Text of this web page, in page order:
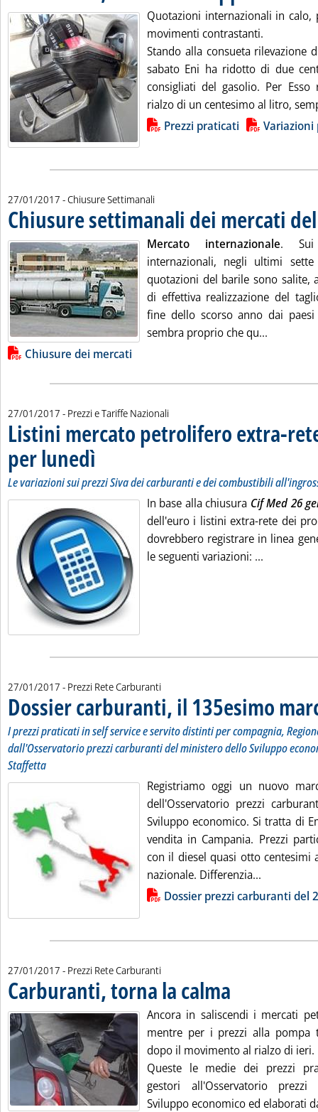
Quotazioni internazionali in calo,
movimenti contrastanti.
Stando alla consueta rilevazione
sabato Eni ha ridotto di due
consigliati del gasolio. Per Esso
rialzo di un centesimo al litro,
Lista allegati PDF alla notiziaPrezzi praticati Variazioni
27/01/2017 - Chiusure Settimanali
Chiusure settimanali dei mercati
Mercato internazionale. Sui
internazionali, negli ultimi
quotazioni del barile sono salite,
di effettiva realizzazione del
fine dello scorso anno dai
sembra proprio che qu...
Lista allegati PDF alla notizia
Chiusure dei mercati
27/01/2017 - Prezzi e Tariffe Nazionali
Listini mercato petrolifero extra-
per lunedì . Sottotitolo: Le variazioni sui prezzi Siva dei carburanti e dei
. Pubblicata venerdì 27 gennaio 2017 alle 9.28.
Le variazioni sui prezzi Siva dei carburanti e dei combustibili
In base alla chiusura Cif Med 26
dell'euro i listini extra-rete dei
dovrebbero registrare in linea
le seguenti variazioni: ...
27/01/2017 - Prezzi Rete Carburanti
Dossier carburanti, il 135esimo
I prezzi praticati in self service e servito distinti per compagnia,
dall'Osservatorio prezzi carburanti del ministero dello Sviluppo
Staffetta
Registriamo oggi un nuovo
dell'Osservatorio prezzi
Sviluppo economico. Si tratta di
vendita in Campania. Prezzi
con il diesel quasi otto centesimi
nazionale. Differenzia...
Lista allegati PDF alla notiziaDossier prezzi carburanti del
27/01/2017 - Prezzi Rete Carburanti
Carburanti, torna la calma
Ancora in saliscendi i mercati
mentre per i prezzi alla pompa
dopo il movimento al rialzo di ieri.
Queste le medie dei prezzi
gestori all'Osservatorio
Sviluppo economico ed elaborati